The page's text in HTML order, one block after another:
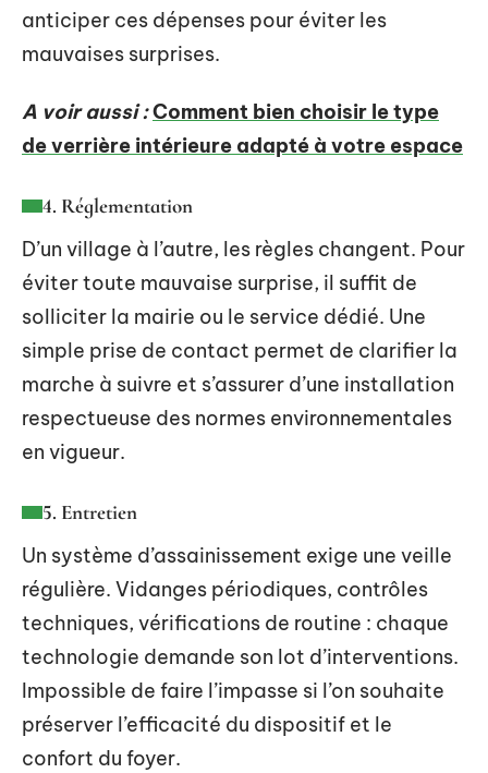
anticiper ces dépenses pour éviter les
mauvaises surprises.
A voir aussi :Comment bien choisir le type
de verrière intérieure adapté à votre espace
4. Réglementation
D’un village à l’autre, les règles changent. Pour
éviter toute mauvaise surprise, il suffit de
solliciter la mairie ou le service dédié. Une
simple prise de contact permet de clarifier la
marche à suivre et s’assurer d’une installation
respectueuse des normes environnementales
en vigueur.
5. Entretien
Un système d’assainissement exige une veille
régulière. Vidanges périodiques, contrôles
techniques, vérifications de routine : chaque
technologie demande son lot d’interventions.
Impossible de faire l’impasse si l’on souhaite
préserver l’efficacité du dispositif et le
confort du foyer.